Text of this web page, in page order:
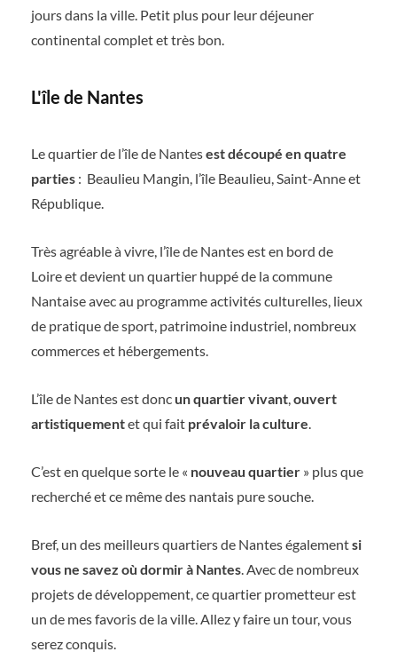
jours dans la ville. Petit plus pour leur déjeuner
continental complet et très bon.
L'île de Nantes
Le quartier de l’île de Nantesest découpé en quatre
parties : Beaulieu Mangin, l’île Beaulieu, Saint-Anne et
République.
Très agréable à vivre, l’île de Nantes est en bord de
Loire et devient un quartier huppé de la commune
Nantaise avec au programme activités culturelles, lieux
de pratique de sport, patrimoine industriel, nombreux
commerces et hébergements.
L’île de Nantes est donc un quartier vivant,ouvert
artistiquementet qui fait prévaloir laculture.
C’est en quelque sorte le « nouveau quartier » plus que
recherché et ce même des nantais pure souche.
Bref, un des meilleurs quartiers de Nantes égalementsi
vous ne savez où dormir à Nantes. Avec de nombreux
projets de développement, ce quartier prometteur est
un de mes favoris de la ville. Allez y faire un tour, vous
serez conquis.